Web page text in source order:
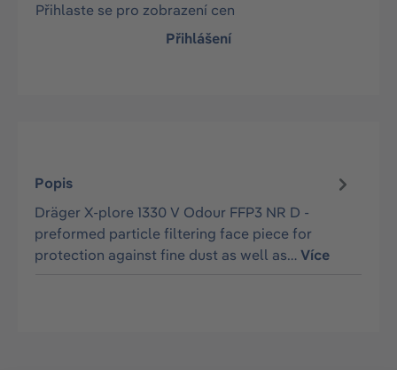
Přihlaste se pro zobrazení cen
Přihlášení
Popis
Dräger X-plore 1330 V Odour FFP3 NR D -
preformed particle filtering face piece for
protection against fine dust as well as…Více